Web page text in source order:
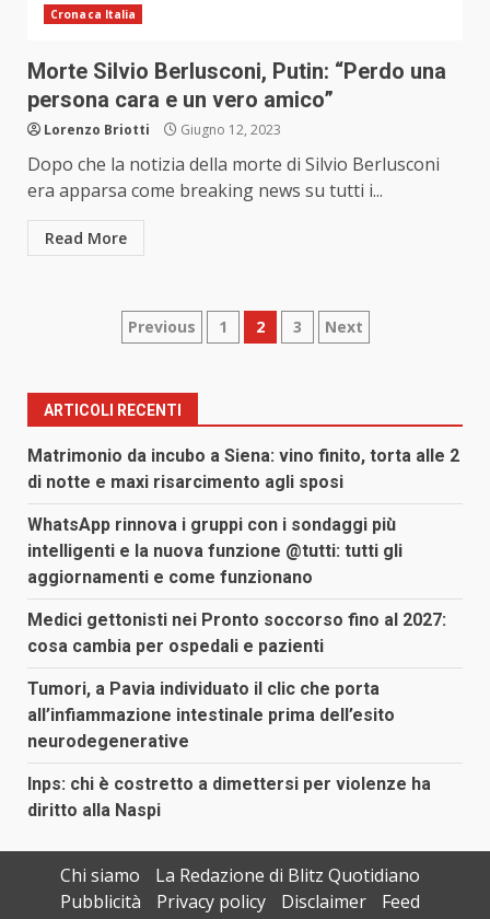
Cronaca Italia
Morte Silvio Berlusconi, Putin: “Perdo una
persona cara e un vero amico”
Lorenzo Briotti Giugno 12, 2023
Dopo che la notizia della morte di Silvio Berlusconi
era apparsa come breaking news su tutti i...
Read More
Paginazione
articoli
Previous 1 2 3 Next
ARTICOLI RECENTI
Matrimonio da incubo a Siena: vino finito, torta alle 2
di notte e maxi risarcimento agli sposi
WhatsApp rinnova i gruppi con i sondaggi più
intelligenti e la nuova funzione @tutti: tutti gli
aggiornamenti e come funzionano
Medici gettonisti nei Pronto soccorso fino al 2027:
cosa cambia per ospedali e pazienti
Tumori, a Pavia individuato il clic che porta
all’infiammazione intestinale prima dell’esito
neurodegenerative
Inps: chi è costretto a dimettersi per violenze ha
diritto alla Naspi
Chi siamo
La Redazione di Blitz Quotidiano
Pubblicità
Privacy policy Disclaimer Feed